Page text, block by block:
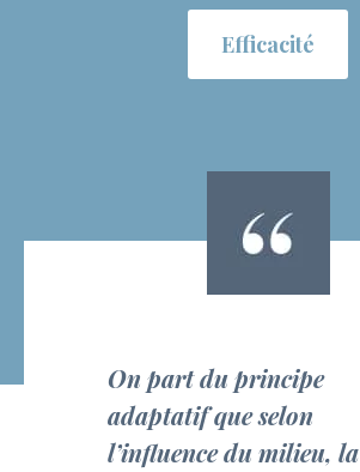
Efficacité
On part du principe
adaptatif que selon
l’influence du milieu, la